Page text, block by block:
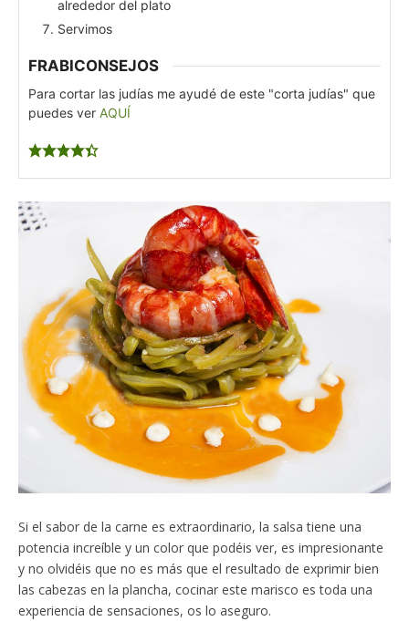
alrededor del plato
Servimos
FRABICONSEJOS
Para cortar las judías me ayudé de este "corta judías" que
puedes ver AQUÍ
Si el sabor de la carne es extraordinario, la salsa tiene una
potencia increíble y un color que podéis ver, es impresionante
y no olvidéis que no es más que el resultado de exprimir bien
las cabezas en la plancha, cocinar este marisco es toda una
experiencia de sensaciones, os lo aseguro.